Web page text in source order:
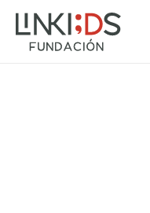
contenido